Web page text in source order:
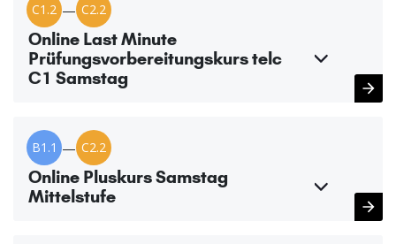
C1.2 — C2.2
Online Last Minute
Prüfungsvorbereitungskurs telc
C1 Samstag
B1.1 — C2.2
Online Pluskurs Samstag
Mittelstufe